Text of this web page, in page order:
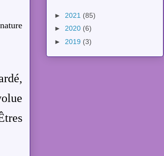
► 2021 (85)
► 2020 (6)
► 2019 (3)